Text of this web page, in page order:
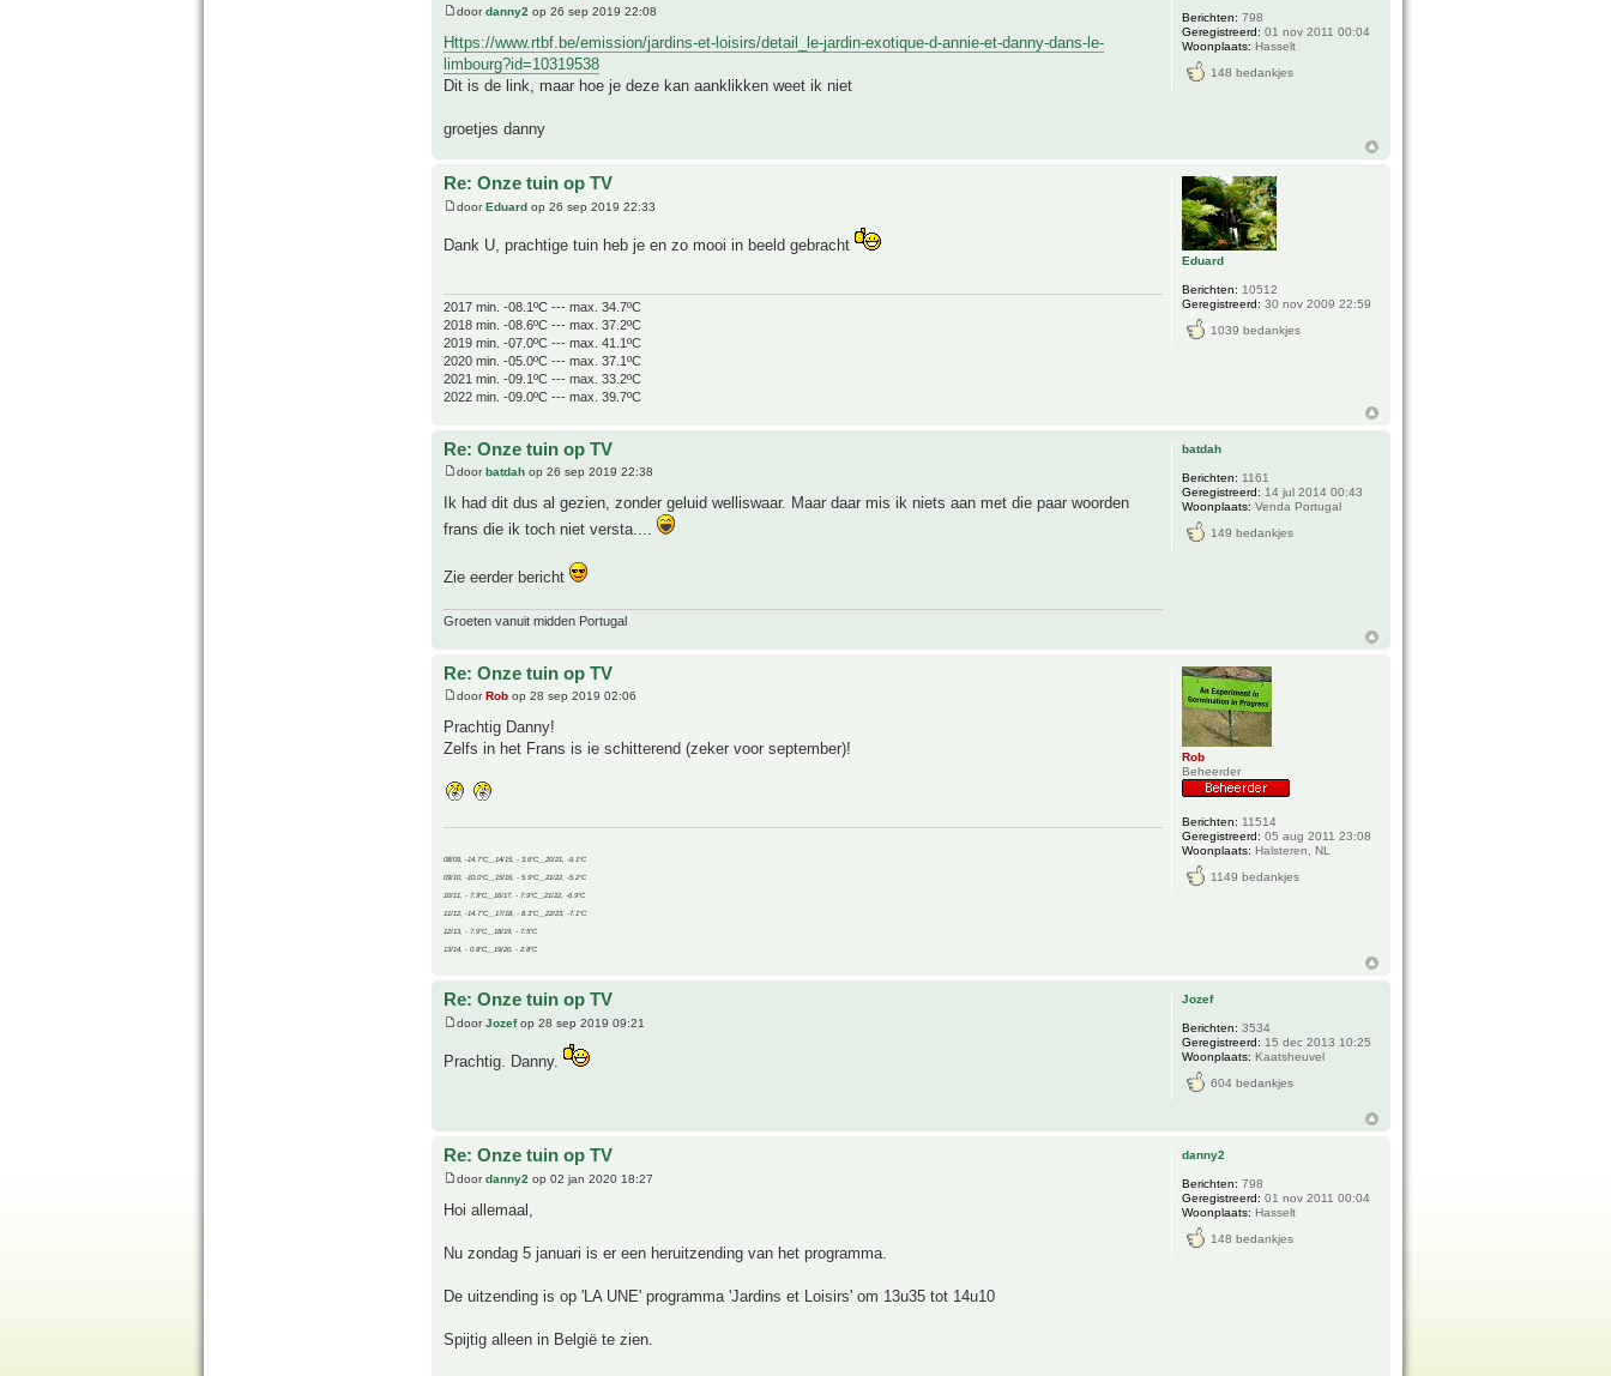
doordanny2 op 26 sep 2019 22:08
Https://www.rtbf.be/emission/jardins-et-loisirs/detail_le-jardin-exotique-d-annie-et-danny-dans-le-
limbourg?id=10319538
Dit is de link, maar hoe je deze kan aanklikken weet ik niet
groetjes danny
Berichten: 798
Geregistreerd: 01 nov 2011 00:04
Woonplaats: Hasselt
148 bedankjes
Re: Onze tuin op TV
doorEduard op 26 sep 2019 22:33
Dank U, prachtige tuin heb je en zo mooi in beeld gebracht
2017 min. -08.1ºC --- max. 34.7ºC
2018 min. -08.6ºC --- max. 37.2ºC
2019 min. -07.0ºC --- max. 41.1ºC
2020 min. -05.0ºC --- max. 37.1ºC
2021 min. -09.1ºC --- max. 33.2ºC
2022 min. -09.0ºC --- max. 39.7ºC
Eduard
Berichten: 10512
Geregistreerd: 30 nov 2009 22:59
1039 bedankjes
Re: Onze tuin op TV
doorbatdah op 26 sep 2019 22:38
Ik had dit dus al gezien, zonder geluid welliswaar. Maar daar mis ik niets aan met die paar woorden
frans die ik toch niet versta....
Zie eerder bericht
Groeten vanuit midden Portugal
batdah
Berichten: 1161
Geregistreerd: 14 jul 2014 00:43
Woonplaats: Venda Portugal
149 bedankjes
Re: Onze tuin op TV
doorRob op 28 sep 2019 02:06
Prachtig Danny!
Zelfs in het Frans is ie schitterend (zeker voor september)!
08/09, -14.7°C__14/15, - 3.6°C__20/21, -9.1°C
09/10, -10.0°C__15/16, - 5.9°C__21/22, -5.2°C
10/11, - 7.9°C__16/17, - 7.9°C__21/22, -6.9°C
11/12, -14.7°C__17/18, - 8.3°C__22/23, -7.1°C
12/13, - 7.9°C__18/19, - 7.5°C
13/14, - 0.8°C__19/20, - 2.8°C
Rob
Beheerder
Berichten: 11514
Geregistreerd: 05 aug 2011 23:08
Woonplaats: Halsteren, NL
1149 bedankjes
Re: Onze tuin op TV
doorJozefop 28 sep 2019 09:21
Prachtig. Danny.
Jozef
Berichten: 3534
Geregistreerd: 15 dec 2013 10:25
Woonplaats: Kaatsheuvel
604 bedankjes
Re: Onze tuin op TV
doordanny2 op 02 jan 2020 18:27
Hoi allemaal,
Nu zondag 5 januari is er een heruitzending van het programma.
De uitzending is op 'LA UNE' programma 'Jardins et Loisirs' om 13u35 tot 14u10
Spijtig alleen in België te zien.
danny2
Berichten: 798
Geregistreerd: 01 nov 2011 00:04
Woonplaats: Hasselt
148 bedankjes